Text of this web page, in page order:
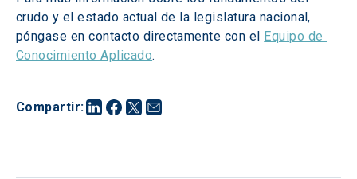
Compartir:
crudo y el estado actual de la legislatura nacional,
póngase en contacto directamente con el Equipo de
Conocimiento Aplicado.